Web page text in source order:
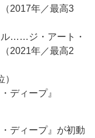
2017年／最高3
ル……ジ・アート・
2021年／最高2
ディープ』
ディープ』が初動